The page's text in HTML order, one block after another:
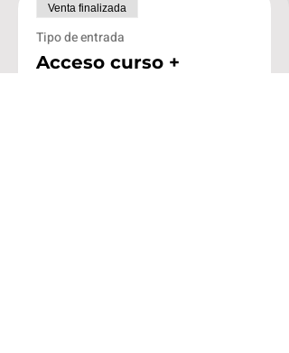
Venta finalizada
Tipo de entrada
Acceso curso +